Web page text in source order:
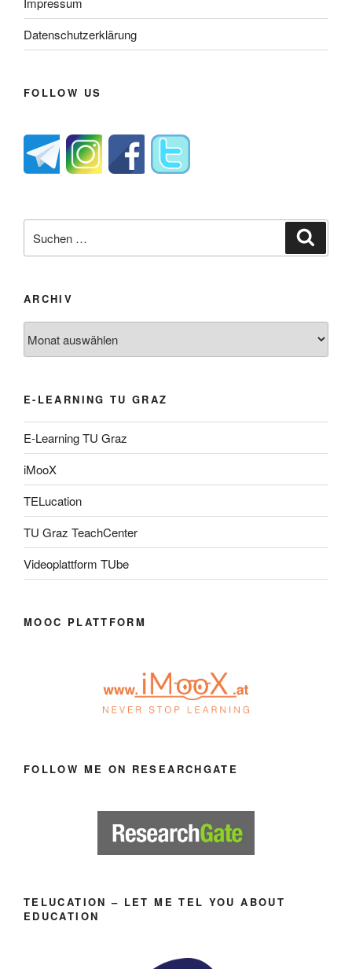
Datenschutzerklärung
FOLLOW US
nach:
ARCHIV
E-LEARNING TU GRAZ
E-Learning TU Graz
iMooX
TELucation
TU Graz TeachCenter
Videoplattform TUbe
MOOC PLATTFORM
FOLLOW ME ON RESEARCHGATE
TELUCATION – LET ME TEL YOU ABOUT
EDUCATION